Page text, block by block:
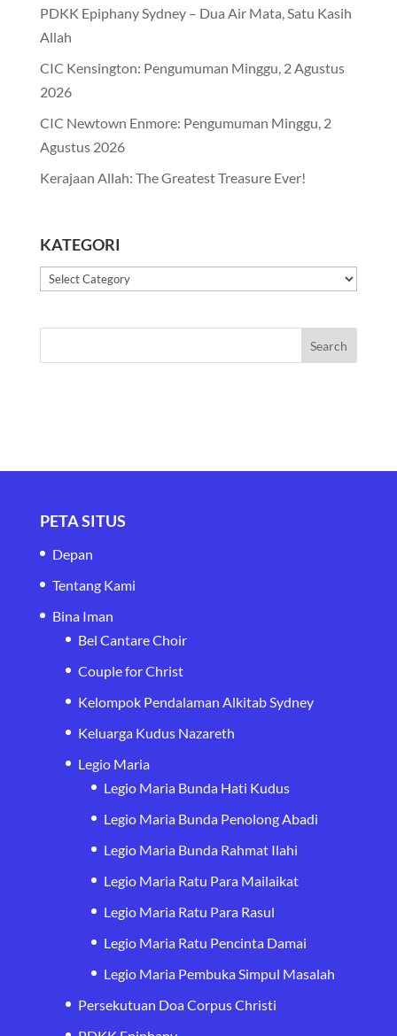
PDKK Epiphany Sydney – Dua Air Mata, Satu Kasih
Allah
CIC Kensington: Pengumuman Minggu, 2 Agustus
2026
CIC Newtown Enmore: Pengumuman Minggu, 2
Agustus 2026
Kerajaan Allah: The Greatest Treasure Ever!
KATEGORI
Kategori
PETA SITUS
Depan
Tentang Kami
Bina Iman
Bel Cantare Choir
Couple for Christ
Kelompok Pendalaman Alkitab Sydney
Keluarga Kudus Nazareth
Legio Maria
Legio Maria Bunda Hati Kudus
Legio Maria Bunda Penolong Abadi
Legio Maria Bunda Rahmat Ilahi
Legio Maria Ratu Para Mailaikat
Legio Maria Ratu Para Rasul
Legio Maria Ratu Pencinta Damai
Legio Maria Pembuka Simpul Masalah
Persekutuan Doa Corpus Christi